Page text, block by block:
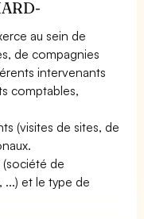
au sein de
de compagnies
intervenants
comptables,
(visites de sites, de
(société de
...) et le type de